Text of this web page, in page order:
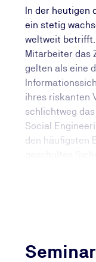
In der heutigen
ein stetig
weltweit
Mitarbeiter das
gelten als eine
ihres riskanten
schlichtweg
Social
den häufigsten
Unternehmen